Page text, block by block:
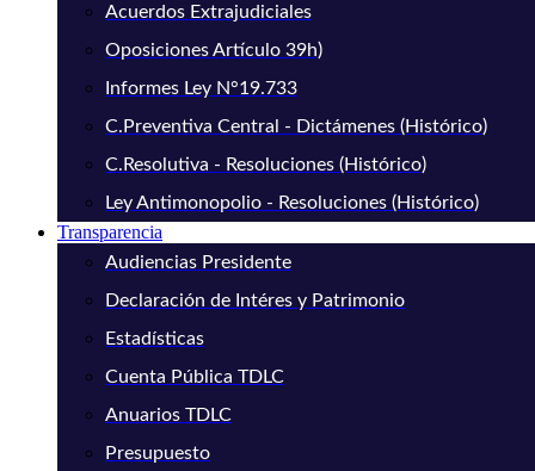
Acuerdos Extrajudiciales
Oposiciones Artículo 39h)
Informes Ley N°19.733
C.Preventiva Central - Dictámenes (Histórico)
C.Resolutiva - Resoluciones (Histórico)
Ley Antimonopolio - Resoluciones (Histórico)
Transparencia
Audiencias Presidente
Declaración de Intéres y Patrimonio
Estadísticas
Cuenta Pública TDLC
Anuarios TDLC
Presupuesto